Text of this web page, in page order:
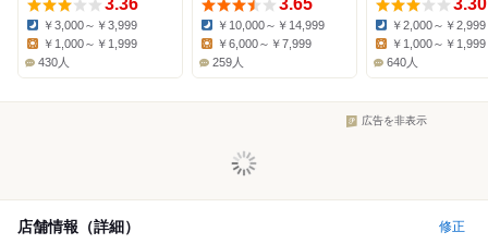
3.36
Dinner:
￥3,000～￥3,999
￥1,000～￥1,999
430人
3.65
Dinner:
￥10,000～￥14,999
￥6,000～￥7,999
259人
3.30
Dinner:
￥2,000～￥2,999
￥1,000～￥1,999
640人
広告を非表示
店舗情報（詳細） 修正